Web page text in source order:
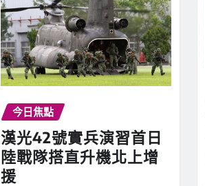
今日焦點
漢光42號實兵演習首日
陸戰隊搭直升機北上增
援